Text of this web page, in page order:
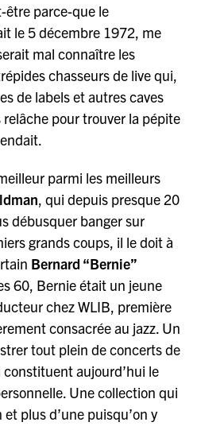
être parce-que le
le 5 décembre 1972, me
mal connaître les
chasseurs de live qui,
de labels et autres caves
pour trouver la pépite
parmi les meilleurs
, qui depuis presque 20
débusquer banger sur
grands coups, il le doit à
Bernard “Bernie”
60, Bernie était un jeune
chez WLIB, première
consacrée au jazz. Un
tout plein de concerts de
constituent aujourd’hui le
Une collection qui
plus d’une puisqu’on y